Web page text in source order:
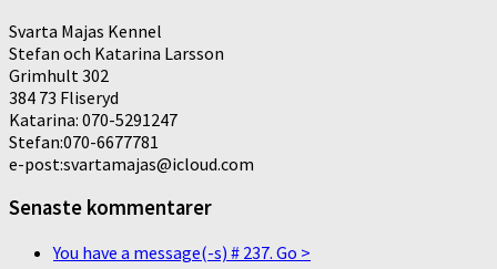
Svarta Majas Kennel
Stefan och Katarina Larsson
Grimhult 302
384 73 Fliseryd
Katarina: 070-5291247
Stefan:070-6677781
e-post:svartamajas@icloud.com
Senaste kommentarer
You have a message(-s) # 237. Go >